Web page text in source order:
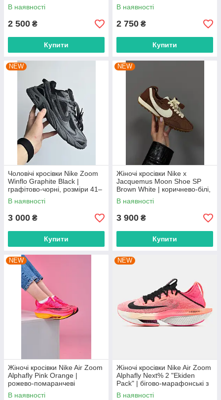
В наявності
2 500 ₴
Купити
В наявності
2 750 ₴
Купити
NEW
Чоловічі кросівки Nike Zoom
Winflo Graphite Black |
графітово-чорні, розміри 41–
45
В наявності
3 000 ₴
Купити
NEW
Жіночі кросівки Nike x
Jacquemus Moon Shoe SP
Brown White | коричнево-білі,
розміри 36–41
В наявності
3 900 ₴
Купити
NEW
Жіночі кросівки Nike Air Zoom
Alphafly Pink Orange |
рожево-помаранчеві
марафонські, розміри 36–41
В наявності
NEW
Жіночі кросівки Nike Air Zoom
Alphafly Next% 2 "Ekiden
Pack" | бігово-марафонські з
акцентами, розміри 36–41
В наявності